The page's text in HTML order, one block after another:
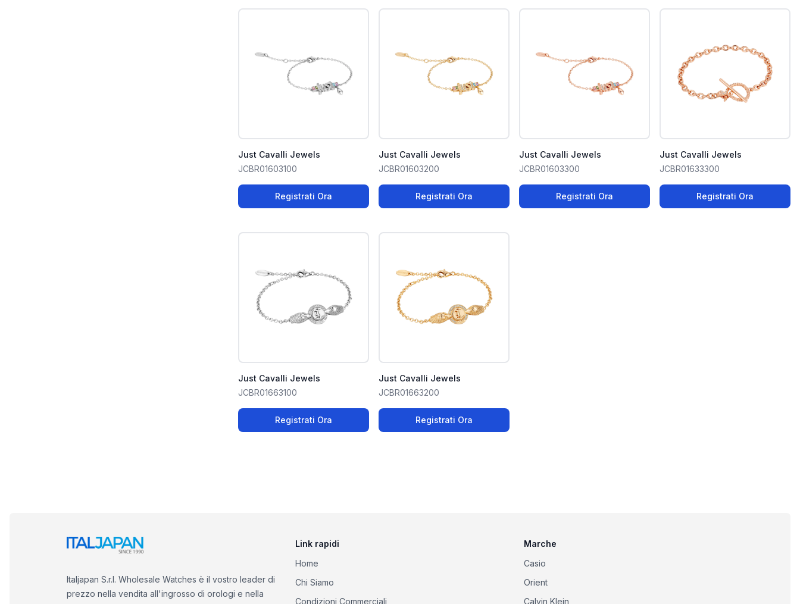
Just Cavalli Jewels
JCBR01603100
Registrati Ora
Just Cavalli Jewels
JCBR01603200
Registrati Ora
Just Cavalli Jewels
JCBR01603300
Registrati Ora
Just Cavalli Jewels
JCBR01633300
Registrati Ora
Just Cavalli Jewels
JCBR01663100
Registrati Ora
Just Cavalli Jewels
JCBR01663200
Registrati Ora
Italjapan S.r.l. Wholesale Watches è il vostro leader di
prezzo nella vendita all'ingrosso di orologi e nella
Link rapidi
Home
Chi Siamo
Condizioni Commerciali
Marche
Casio
Orient
Calvin Klein